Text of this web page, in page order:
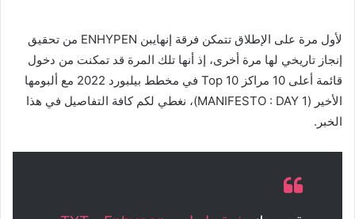
لأول مرة على الإطلاق تتمكن فرقة إنهايبن ENHYPEN من تحقيق
إنجاز تاريخي لها مرة أخرى، إذ أنها تلك المرة قد تمكنت من دخول
قائمة أعلى 10 مراكز Top 10 في مخطط بيلبورد 2022 مع ألبومها
الأخير (MANIFESTO : DAY 1)، نغطي لكم كافة التفاصيل في هذا
الخبر.